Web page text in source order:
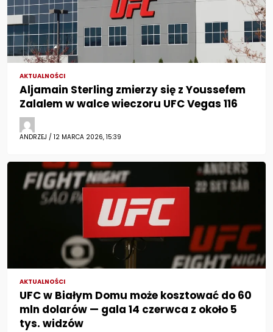
AKTUALNOŚCI
Aljamain Sterling zmierzy się z Youssefem
Zalalem w walce wieczoru UFC Vegas 116
ANDRZEJ / 12 MARCA 2026, 15:39
AKTUALNOŚCI
UFC w Białym Domu może kosztować do 60
mln dolarów — gala 14 czerwca z około 5
tys. widzów